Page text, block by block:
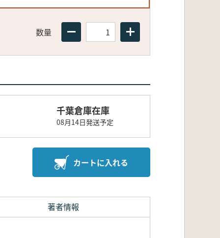
数量
千葉倉庫在庫
08月14日発送予定
カートに入れる
著者情報